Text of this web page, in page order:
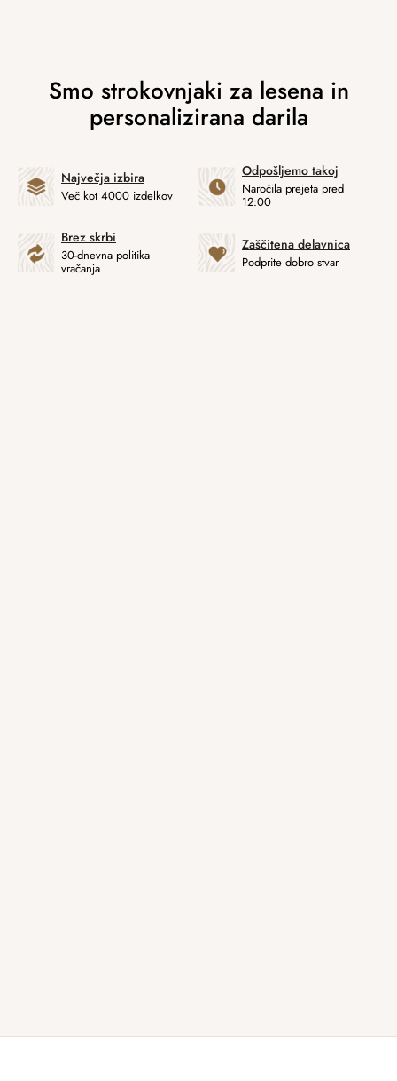
Največja izbira
Več kot 4000 izdelkov
Odpošljemo takoj
Naročila prejeta pred
12:00
Brez skrbi
30-dnevna politika
vračanja
Zaščitena delavnica
Podprite dobro stvar